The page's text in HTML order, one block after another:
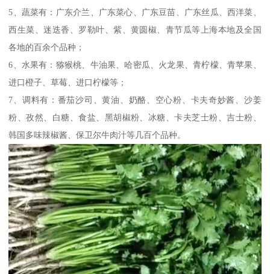
5、蔬菜有：广东介兰、广东菜心、广东豆苗、广东丝瓜、西洋菜、
西生菜、迷迭香、罗勒叶、紫、黄圆椒、青节瓜等上海本地及全国
各地的百余个品种；
6、水果有：猕猴桃、牛油果、哈密瓜、火龙果、青柠檬、青苹果、
进口橙子、草莓、进口柠檬等；
7、调料有：番茄沙司、黄油、奶酪、空心粉、卡夫奇妙酱、沙姜
粉、孜然、白糖、食盐、黑胡椒粉、冰糖、卡夫芝士粉、吉士粉、
韩国多味辣椒酱、保卫尔牛肉汁等几百个品种。